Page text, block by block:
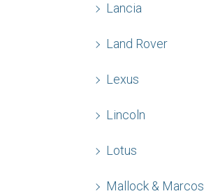
Lancia
Land Rover
Lexus
Lincoln
Lotus
Mallock & Marcos